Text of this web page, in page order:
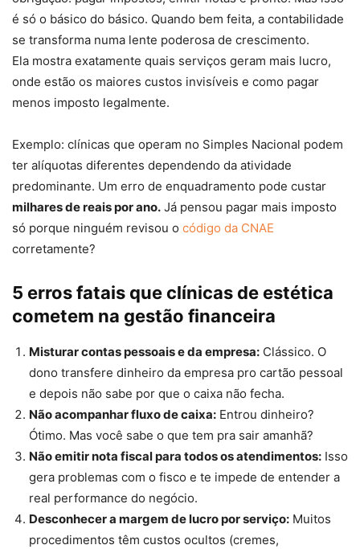
é só o básico do básico. Quando bem feita, a contabilidade
se transforma numa lente poderosa de crescimento.
Ela mostra exatamente quais serviços geram mais lucro,
onde estão os maiores custos invisíveis e como pagar
menos imposto legalmente.
Exemplo: clínicas que operam no Simples Nacional podem
ter alíquotas diferentes dependendo da atividade
predominante. Um erro de enquadramento pode custar
milhares de reais por ano. Já pensou pagar mais imposto
só porque ninguém revisou o código da CNAE
corretamente?
5 erros fatais que clínicas de estética
cometem na gestão financeira
Misturar contas pessoais e da empresa: Clássico. O
dono transfere dinheiro da empresa pro cartão pessoal
e depois não sabe por que o caixa não fecha.
Não acompanhar fluxo de caixa: Entrou dinheiro?
Ótimo. Mas você sabe o que tem pra sair amanhã?
Não emitir nota fiscal para todos os atendimentos: Isso
gera problemas com o fisco e te impede de entender a
real performance do negócio.
Desconhecer a margem de lucro por serviço: Muitos
procedimentos têm custos ocultos (cremes,